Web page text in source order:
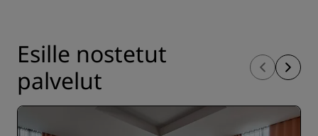
Esille nostetut
palvelut